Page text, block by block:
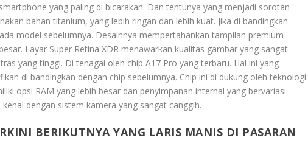
yang paling di bicarakan. Dan tentunya yang menjadi sorotan
bahan titanium, yang lebih ringan dan lebih kuat. Jika di bandingkan
model sebelumnya. Desainnya mempertahankan tampilan premium
Layar Super Retina XDR menawarkan kualitas gambar yang sangat
yang tinggi. Di tenagai oleh chip A17 Pro yang terbaru. Hal ini yang
di bandingkan dengan chip sebelumnya. Chip ini di dukung oleh teknologi
opsi RAM yang lebih besar dan penyimpanan internal yang bervariasi.
dengan sistem kamera yang sangat canggih.
BERIKUTNYA YANG LARIS MANIS DI PASARAN